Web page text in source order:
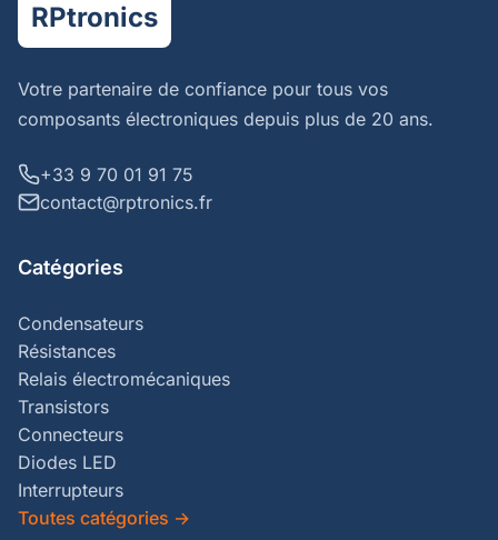
RPtronics
Votre partenaire de confiance pour tous vos
composants électroniques depuis plus de 20 ans.
+33 9 70 01 91 75
contact@rptronics.fr
Catégories
Condensateurs
Résistances
Relais électromécaniques
Transistors
Connecteurs
Diodes LED
Interrupteurs
Toutes catégories →